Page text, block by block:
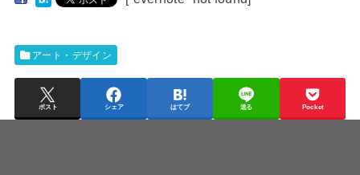
アート・デザイン
ポスト シェア はてブ 送る Pocket